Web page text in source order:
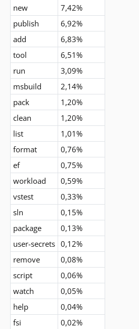
new
7,42%
publish
6,92%
add
6,83%
tool
6,51%
run
3,09%
msbuild
2,14%
pack
1,20%
clean
1,20%
list
1,01%
format
0,76%
ef
0,75%
workload
0,59%
vstest
0,33%
sln
0,15%
package
0,13%
user-secrets 0,12%
remove
0,08%
script
0,06%
watch
0,05%
help
0,04%
fsi
0,02%